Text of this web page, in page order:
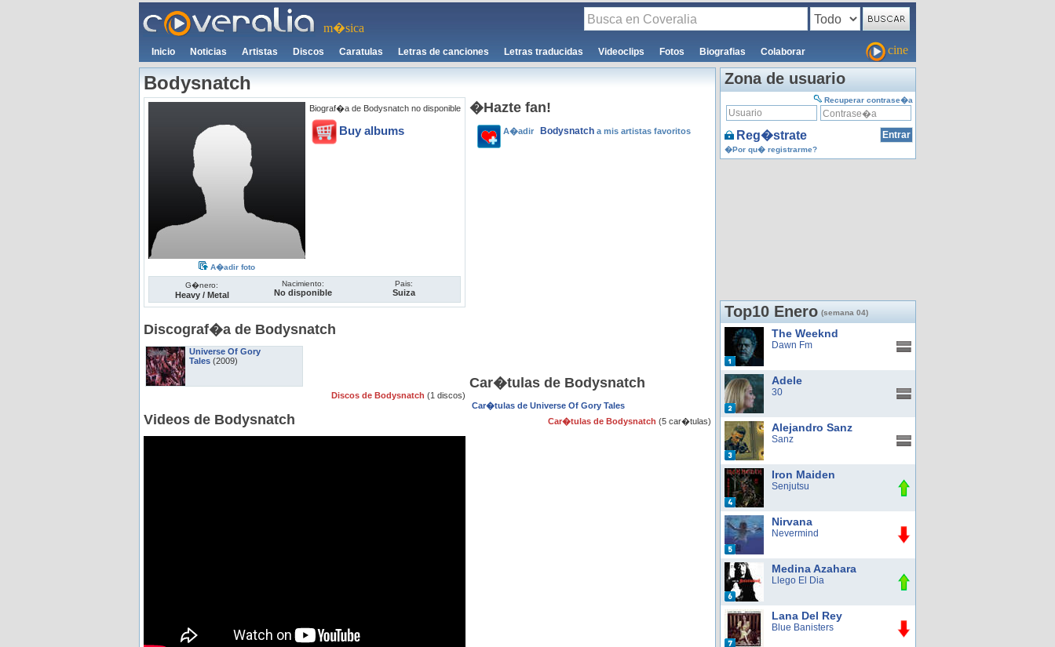
m�sica
Inicio Noticias Artistas Discos Caratulas Letras de canciones Letras traducidas Videoclips Fotos Biografias Colaborar cine
Bodysnatch
A�adir foto
Biograf�a de Bodysnatch no disponible
Buy albums
G�nero:
Heavy / Metal
Nacimiento:
No disponible
Pais:
Suiza
Discograf�a de Bodysnatch
Universe Of Gory
Tales (2009)
Discos de Bodysnatch (1 discos)
Videos de Bodysnatch
�Hazte fan!
A�adir Bodysnatch a mis artistas favoritos
Car�tulas de Bodysnatch
Car�tulas de Universe Of Gory Tales
Car�tulas de Bodysnatch (5 car�tulas)
Zona de usuario
Recuperar contrase�a
Reg�strate
�Por qu� registrarme?
Top10 Enero (semana 04)
The Weeknd
Dawn Fm
Adele
30
Alejandro Sanz
Sanz
Iron Maiden
Senjutsu
Nirvana
Nevermind
Medina Azahara
Llego El Dia
Lana Del Rey
Blue Banisters